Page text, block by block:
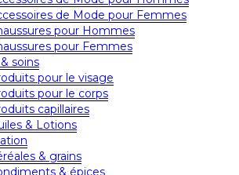
de Mode pour Femmes
pour Hommes
pour Femmes
soins
pour le visage
pour le corps
capillaires
& Lotions
& grains
& épices